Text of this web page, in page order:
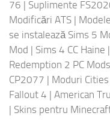
76 | Suplimente
Modificări ATS |
se instalează Sims 5
Mod | Sims 4 CC Haine |
Redemption 2 PC Mods
CP2077 | Moduri
Fallout 4 | American
| Skins pentru